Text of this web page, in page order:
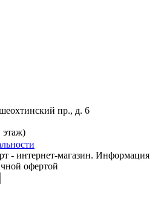
пр., д. 6
этаж)
- интернет-магазин. Информация
офертой